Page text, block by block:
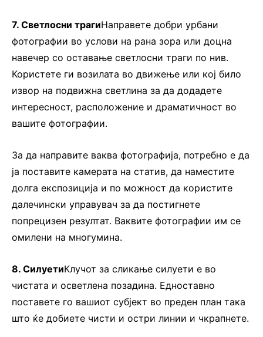
7. Светлосни трагиНаправете добри урбани
фотографии во услови на рана зора или доцна
навечер со оставање светлосни траги по нив.
Користете ги возилата во движење или кој било
извор на подвижна светлина за да додадете
интересност, расположение и драматичност во
вашите фотографии.
За да направите ваква фотографија, потребно е да
ја поставите камерата на статив, да наместите
долга експозиција и по можност да користите
далечински управувач за да постигнете
попрецизен резултат. Ваквите фотографии им се
омилени на многумина.
8. СилуетиКлучот за сликање силуети е во
чистата и осветлена позадина. Едноставно
поставете го вашиот субјект во преден план така
што ќе добиете чисти и остри линии и чкрапнете.